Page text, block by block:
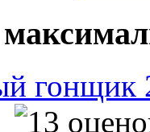
гонщик